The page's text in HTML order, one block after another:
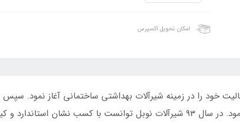
امکان تحویل اکسپرس
کشورمان اقدام به راه اندازی کارخانه شیرآلات نوبل نمود. در سال 93 شیرآلات